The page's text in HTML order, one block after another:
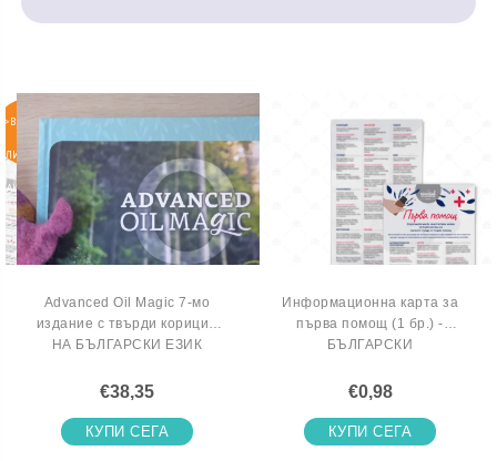
>ВКЛЮЧИ
ЛИСТАТА
ЧАКАЩИТЕ
Advanced Oil Magic 7-мо
издание с твърди корици -
НА БЪЛГАРСКИ ЕЗИК
€38,35
КУПИ СЕГА
Информационна карта за
първа помощ (1 бр.) -
БЪЛГАРСКИ
€0,98
КУПИ СЕГА